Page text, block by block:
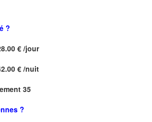
?
€ /jour
€ /nuit
35
?